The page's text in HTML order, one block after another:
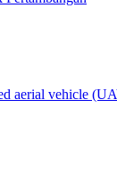
aerial vehicle